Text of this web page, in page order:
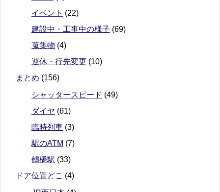
イベント (22)
建設中・工事中の様子 (69)
蒐集物 (4)
運休・行先変更 (10)
まとめ (156)
シャッタースピード (49)
ダイヤ (61)
臨時列車 (3)
駅のATM (7)
鶴橋駅 (33)
ドア位置どこ (4)